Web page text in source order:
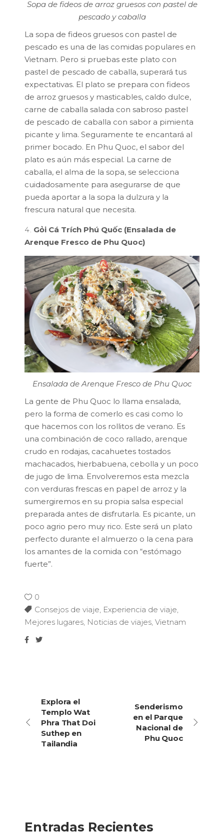
Sopa de fideos de arroz gruesos con pastel de
pescado y caballa
La sopa de fideos gruesos con pastel de
pescado es una de las comidas populares en
Vietnam. Pero si pruebas este plato con
pastel de pescado de caballa, superará tus
expectativas. El plato se prepara con fideos
de arroz gruesos y masticables, caldo dulce,
carne de caballa salada con sabroso pastel
de pescado de caballa con sabor a pimienta
picante y lima. Seguramente te encantará al
primer bocado. En Phu Quoc, el sabor del
plato es aún más especial. La carne de
caballa, el alma de la sopa, se selecciona
cuidadosamente para asegurarse de que
pueda aportar a la sopa la dulzura y la
frescura natural que necesita.
Gỏi Cá Trích Phú Quốc (Ensalada de
Arenque Fresco de Phu Quoc)
Ensalada de Arenque Fresco de Phu Quoc
La gente de Phu Quoc lo llama ensalada,
pero la forma de comerlo es casi como lo
que hacemos con los rollitos de verano. Es
una combinación de coco rallado, arenque
crudo en rodajas, cacahuetes tostados
machacados, hierbabuena, cebolla y un poco
de jugo de lima. Envolveremos esta mezcla
con verduras frescas en papel de arroz y la
sumergiremos en su propia salsa especial
preparada antes de disfrutarla. Es picante, un
poco agrio pero muy rico. Este será un plato
perfecto durante el almuerzo o la cena para
los amantes de la comida con “estómago
fuerte”.
0
Consejos de viaje, Experiencia de viaje,
Mejores lugares, Noticias de viajes, Vietnam
Explora el
Templo Wat
Phra That Doi
Suthep en
Tailandia
Senderismo
en el Parque
Nacional de
Phu Quoc
Entradas Recientes